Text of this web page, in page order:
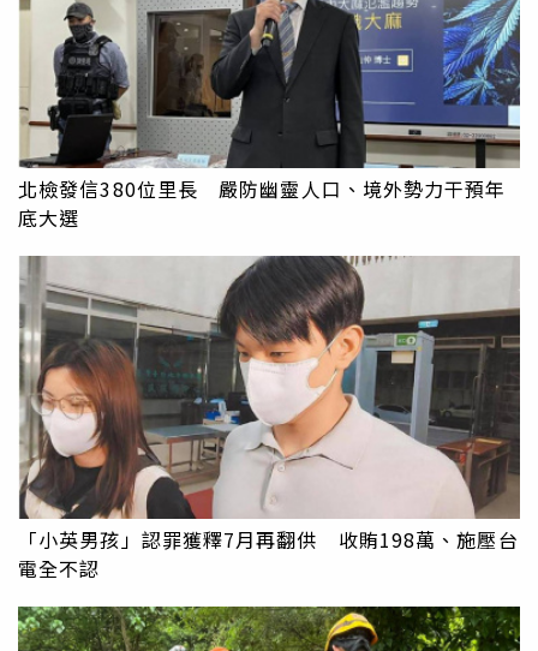
北檢發信380位里長 嚴防幽靈人口、境外勢力干預年
底大選
「小英男孩」認罪獲釋7月再翻供 收賄198萬、施壓台
電全不認